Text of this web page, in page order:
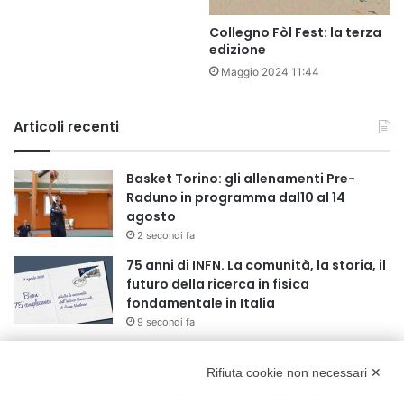
Collegno Fòl Fest: la terza
edizione
Maggio 2024 11:44
Articoli recenti
Basket Torino: gli allenamenti Pre-
Raduno in programma dal10 al 14
agosto
2 secondi fa
75 anni di INFN. La comunità, la storia, il
futuro della ricerca in fisica
fondamentale in Italia
9 secondi fa
nel pieno della stagione turistica
Rifiuta cookie non necessari ✕